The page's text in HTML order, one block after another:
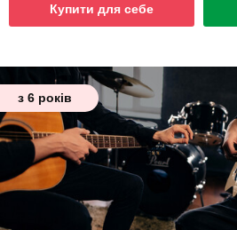
Купити для себе
з 6 років